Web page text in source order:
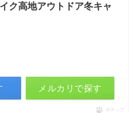
ク高地アウトドア冬キャ
メルカリで探す
ポチップ